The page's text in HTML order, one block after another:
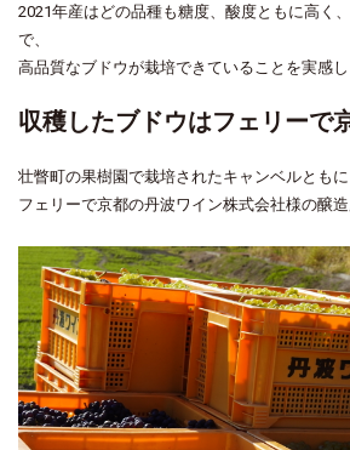
2021年産はどの品種も糖度、酸度ともに高く
で、
高品質なブドウが栽培できていることを実感し
収穫したブドウはフェリーで
壮瞥町の果樹園で栽培されたキャンベルともに
フェリーで京都の丹波ワイン株式会社様の醸造